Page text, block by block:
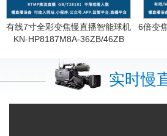
有线7寸全彩变焦慢直播智能球机
KN-HP8187M8A-36ZB/46ZB
6倍变
实时慢